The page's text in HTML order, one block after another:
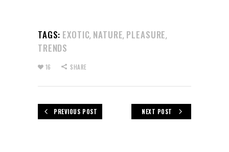
TAGS: EXOTIC, NATURE, PLEASURE,
TRENDS
16 SHARE
PREVIOUS POST NEXT POST